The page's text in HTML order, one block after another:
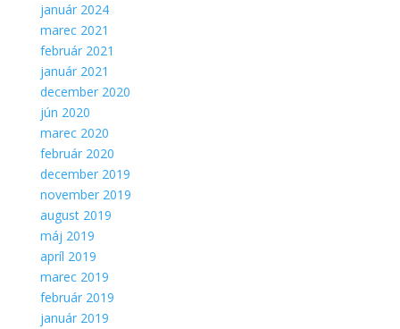
január 2024
marec 2021
február 2021
január 2021
december 2020
jún 2020
marec 2020
február 2020
december 2019
november 2019
august 2019
máj 2019
apríl 2019
marec 2019
február 2019
január 2019